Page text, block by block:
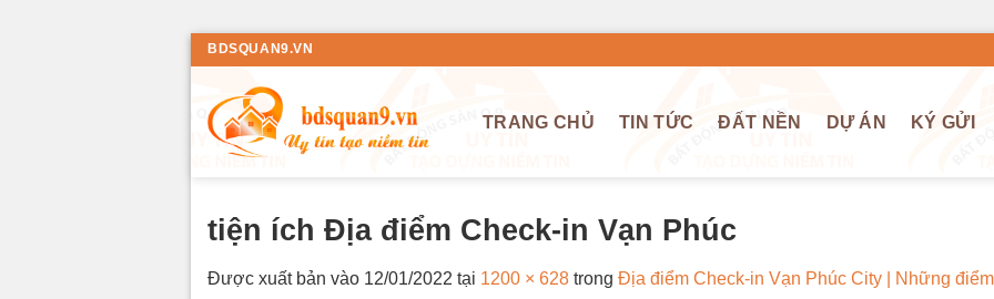
Bỏ
dung
BDSQUAN9.VN
TRANG CHỦ TIN TỨC ĐẤT NỀN DỰ ÁN KÝ GỬI
tiện ích Địa điểm Check-in Vạn Phúc
Được xuất bản vào 12/01/2022 tại 1200 × 628 trong Địa điểm Check-in Vạn Phúc City | Những